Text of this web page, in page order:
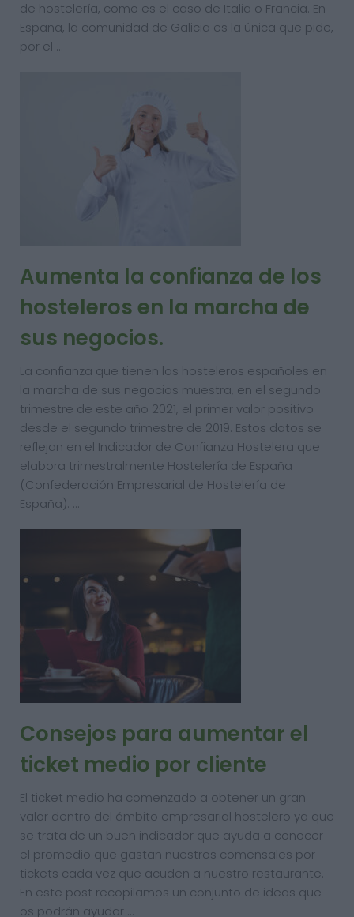
de hostelería, como es el caso de Italia o Francia. En
España, la comunidad de Galicia es la única que pide,
por el …
Aumenta la confianza de los
hosteleros en la marcha de
sus negocios.
La confianza que tienen los hosteleros españoles en
la marcha de sus negocios muestra, en el segundo
trimestre de este año 2021, el primer valor positivo
desde el segundo trimestre de 2019. Estos datos se
reflejan en el Indicador de Confianza Hostelera que
elabora trimestralmente Hostelería de España
(Confederación Empresarial de Hostelería de
España). …
Consejos para aumentar el
ticket medio por cliente
El ticket medio ha comenzado a obtener un gran
valor dentro del ámbito empresarial hostelero ya que
se trata de un buen indicador que ayuda a conocer
el promedio que gastan nuestros comensales por
tickets cada vez que acuden a nuestro restaurante.
En este post recopilamos un conjunto de ideas que
os podrán ayudar …